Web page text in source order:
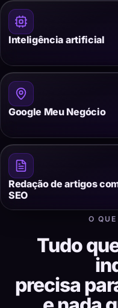
Inteligência artificial
Google Meu Negócio
Redação de artigos
SEO
O
Tudo
precisa